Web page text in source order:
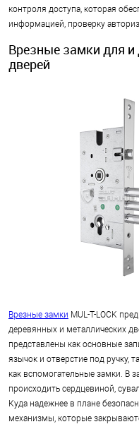
контроля доступа, которая
информацией, проверку
Врезные замки для и
дверей
Врезные замки MUL-T-LOCK
деревянных и металлических
представлены как основные
язычок и отверстие под ручку,
как вспомогательные замки. В
происходить сердцевиной,
Куда надежнее в плане
механизмы, которые